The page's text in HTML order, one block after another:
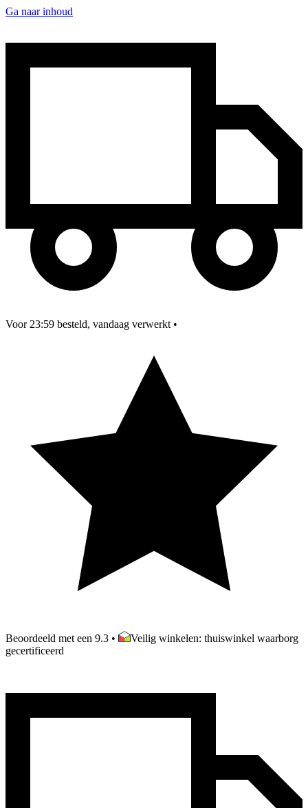
Ga naar inhoud
Voor 23:59 besteld, vandaag verwerkt •
Beoordeeld met een 9.3 •
Veilig winkelen: thuiswinkel waarborg
gecertificeerd